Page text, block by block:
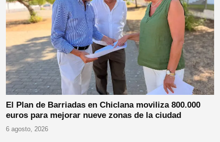
El Plan de Barriadas en Chiclana moviliza 800.000
euros para mejorar nueve zonas de la ciudad
6 agosto, 2026